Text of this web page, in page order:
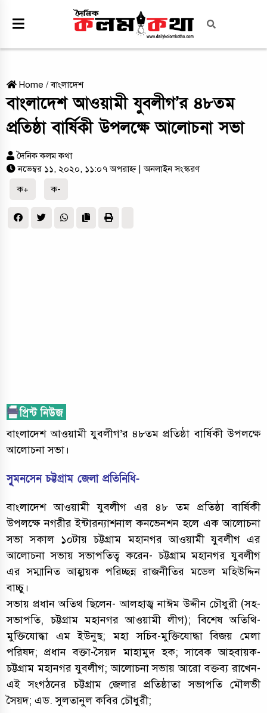
Home /বাংলাদেশ
বাংলাদেশ আওয়ামী যুবলীগ’র ৪৮তম
প্রতিষ্ঠা বার্ষিকী উপলক্ষে আলোচনা সভা
দৈনিক কলম কথা
নভেম্বর ১১, ২০২০, ১১:০৭ অপরাহ্ন
| অনলাইন সংস্করণ
ক+
ক-
বাংলাদেশ আওয়ামী যুবলীগ’র ৪৮তম প্রতিষ্ঠা বার্ষিকী উপলক্ষে
আলোচনা সভা।
সুৃমনসেন চট্টগ্রাম জেলা প্রতিনিধি-
বাংলাদেশ আওয়ামী যুবলীগ এর ৪৮ তম প্রতিষ্ঠা বার্ষিকী
উপলক্ষে নগরীর ইন্টারন্যাশনাল কনভেনশন হলে এক আলোচনা
সভা সকাল ১০টায় চট্টগ্রাম মহানগর আওয়ামী যুবলীগ এর
আলোচনা সভায় সভাপতিত্ব করেন- চট্টগ্রাম মহানগর যুবলীগ
এর সম্মানিত আহ্বায়ক পরিচ্ছন্ন রাজনীতির মডেল মহিউদ্দিন
বাচ্চু।
সভায় প্রধান অতিথ ছি‌লেন- আলহাজ্ব নাঈম উদ্দীন চৌধুরী (সহ-
সভাপতি, চট্টগ্রাম মহানগর আওয়ামী লীগ); বিশেষ অতিথি-
মুক্তিযোদ্ধা এম ইউনুছ; মহা সচিব-মুক্তিযোদ্ধা বিজয় মেলা
পরিষদ; প্রধান বক্তা-সৈয়দ মাহামুদ হক; সাবেক আহবায়ক-
চট্টগ্রাম মহানগর যুবলীগ; আলোচনা সভায় আরো বক্তব্য রাখেন-
এই সংগঠনের চট্টগ্রাম জেলার প্রতিষ্ঠাতা সভাপতি মৌলভী
সৈয়দ; এড. সুলতানুল কবির চৌধুরী;